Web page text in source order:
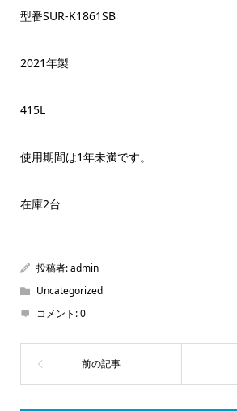
型番SUR-K1861SB
2021年製
415L
使用期間は1年未満です。
在庫2台
投稿者:admin
Uncategorized
コメント:0